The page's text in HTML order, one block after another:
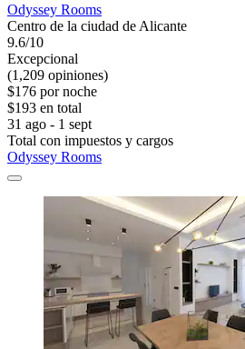
Odyssey Rooms
Centro de la ciudad de Alicante
9.6/10
Excepcional
(1,209 opiniones)
$176 por noche
$193 en total
31 ago - 1 sept
Total con impuestos y cargos
Odyssey Rooms